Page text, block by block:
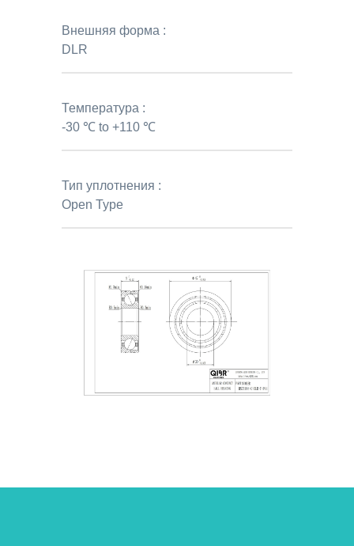
Внешняя форма :
DLR
Температура :
-30 ℃ to +110 ℃
Тип уплотнения :
Open Type